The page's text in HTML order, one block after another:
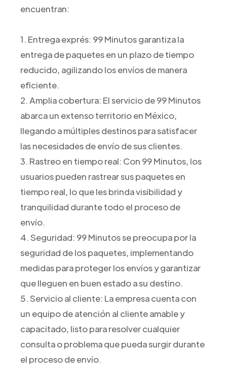
encuentran:
1. Entrega exprés: 99 Minutos garantiza la
entrega de paquetes en un plazo de tiempo
reducido, agilizando los envíos de manera
eficiente.
2. Amplia cobertura: El servicio de 99 Minutos
abarca un extenso territorio en México,
llegando a múltiples destinos para satisfacer
las necesidades de envío de sus clientes.
3. Rastreo en tiempo real: Con 99 Minutos, los
usuarios pueden rastrear sus paquetes en
tiempo real, lo que les brinda visibilidad y
tranquilidad durante todo el proceso de
envío.
4. Seguridad: 99 Minutos se preocupa por la
seguridad de los paquetes, implementando
medidas para proteger los envíos y garantizar
que lleguen en buen estado a su destino.
5. Servicio al cliente: La empresa cuenta con
un equipo de atención al cliente amable y
capacitado, listo para resolver cualquier
consulta o problema que pueda surgir durante
el proceso de envío.